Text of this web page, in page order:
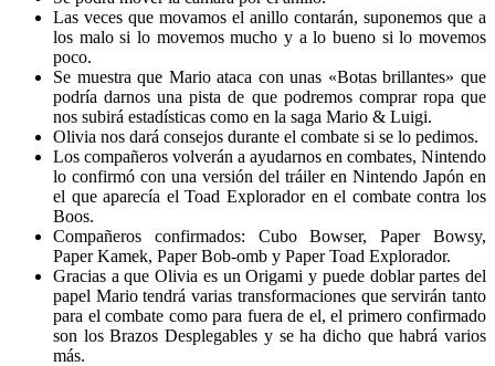
Las veces que movamos el anillo contarán, suponemos que a
los malo si lo movemos mucho y a lo bueno si lo movemos
poco.
Se muestra que Mario ataca con unas «Botas brillantes» que
podría darnos una pista de que podremos comprar ropa que
nos subirá estadísticas como en la saga Mario & Luigi.
Olivia nos dará consejos durante el combate si se lo pedimos.
Los compañeros volverán a ayudarnos en combates, Nintendo
lo confirmó con una versión del tráiler en Nintendo Japón en
el que aparecía el Toad Explorador en el combate contra los
Boos.
Compañeros confirmados: Cubo Bowser, Paper Bowsy,
Paper Kamek, Paper Bob-omb y Paper Toad Explorador.
Gracias a que Olivia es un Origami y puede doblar partes del
papel Mario tendrá varias transformaciones que servirán tanto
para el combate como para fuera de el, el primero confirmado
son los Brazos Desplegables y se ha dicho que habrá varios
más.